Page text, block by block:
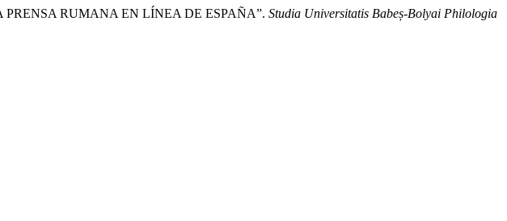
PRENSA RUMANA EN LÍNEA DE ESPAÑA”. Studia Universitatis Babeș-Bolyai Philologia